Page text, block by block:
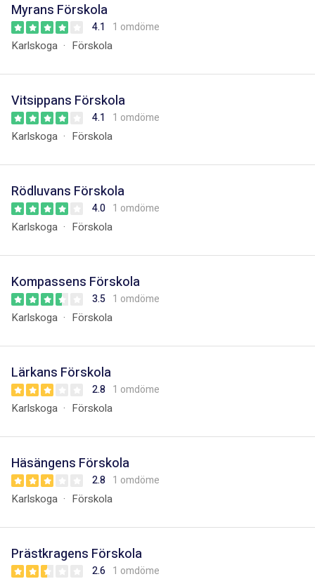
Myrans Förskola
4.1 1 omdöme
Karlskoga Förskola
Vitsippans Förskola
4.1 1 omdöme
Karlskoga Förskola
Rödluvans Förskola
4.0 1 omdöme
Karlskoga Förskola
Kompassens Förskola
3.5 1 omdöme
Karlskoga Förskola
Lärkans Förskola
2.8 1 omdöme
Karlskoga Förskola
Häsängens Förskola
2.8 1 omdöme
Karlskoga Förskola
Prästkragens Förskola
2.6 1 omdöme